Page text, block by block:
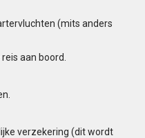
(mits anders
aan boord.
verzekering (dit wordt